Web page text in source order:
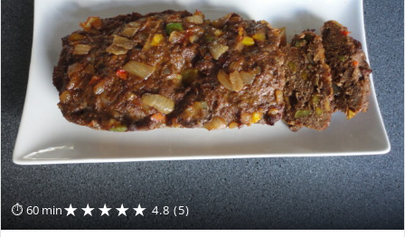
⏱ 60 min★★★★★ 4.8 (5)